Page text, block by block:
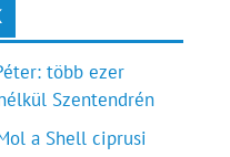
több ezer
Szentendrén
a Shell ciprusi